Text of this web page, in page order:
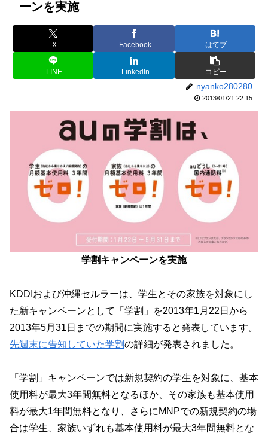
ーンを実施
X Facebook はてブ
LINE LinkedIn コピー
nyanko280280
2013/01/21 22:15
学割キャンペーンを実施
KDDIおよび沖縄セルラーは、学生とその家族を対象にし
た新キャンペーンとして「学割」を2013年1月22日から
2013年5月31日までの期間に実施すると発表しています。
先週末に告知していた学割の詳細が発表されました。
「学割」キャンペーンでは新規契約の学生を対象に、基本
使用料が最大3年間無料となるほか、その家族も基本使用
料が最大1年間無料となり、さらにMNPでの新規契約の場
合は学生、家族いずれも基本使用料が最大3年間無料とな